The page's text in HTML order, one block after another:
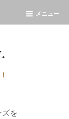
メニュー
を